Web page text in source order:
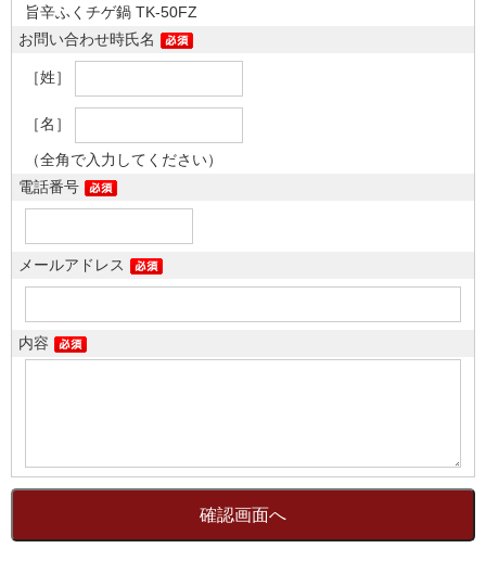
旨辛ふくチゲ鍋 TK-50FZ
お問い合わせ時氏名
［姓］
［名］
（全角で入力してください）
電話番号
メールアドレス
内容